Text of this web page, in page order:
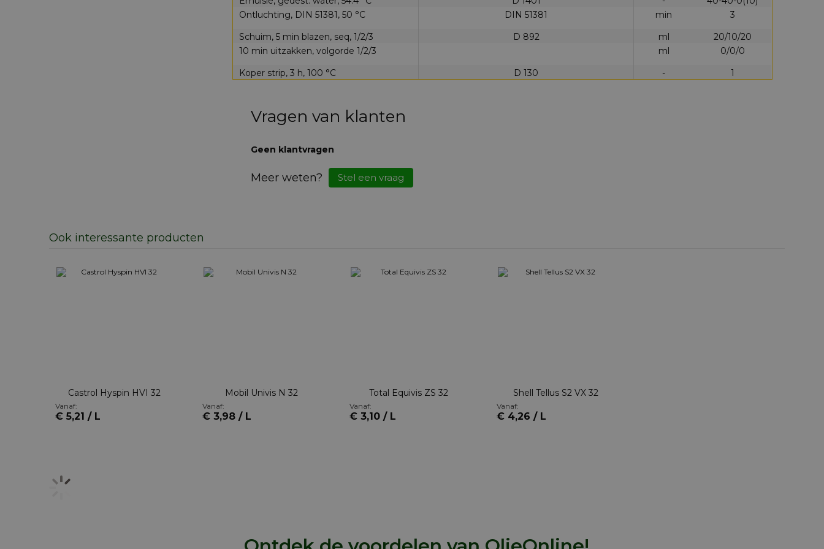
Ontluchting, DIN 51381, 50 °C
DIN 51381 min
3
Schuim, 5 min blazen, seq, 1/2/3
D 892 ml
20/10/20
10 min uitzakken, volgorde 1/2/3
ml
0/0/0
Koper strip, 3 h, 100 °C
D 130 - 1
Vragen van klanten
Geen klantvragen
Meer weten? Stel een vraag
Ook interessante producten
Castrol Hyspin HVI 32
Vanaf:
€ 5,21 / L
Mobil Univis N 32
Vanaf:
€ 3,98 / L
Total Equivis ZS 32
Vanaf:
€ 3,10 / L
Shell Tellus S2 VX 32
Vanaf:
€ 4,26 / L